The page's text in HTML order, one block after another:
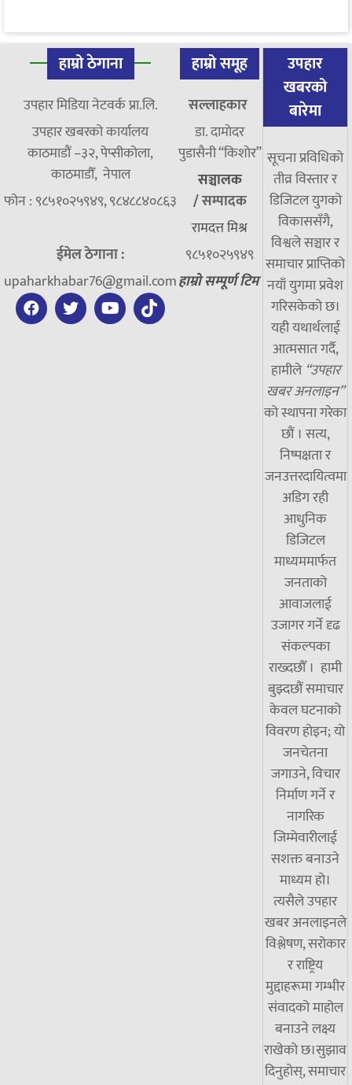
हाम्रो ठेगाना
उपहार मिडिया नेटवर्क प्रा.लि.
उपहार खबरको कार्यालय
काठमाडौं –३२, पेप्सीकोला,
काठमाडौँ, नेपाल
फोन : ९८५१०२५९४९, ९८४८८४०८६३
ईमेल ठेगाना :
upaharkhabar76@gmail.com
हाम्रो समूह
सल्लाहकार
डा. दामाेदर
पुडासैनी “किशाेर”
सञ्चालक
/सम्पादक
रामदत्त मिश्र
९८५१०२५९४९
हाम्रो सम्पूर्ण टिम
उपहार
खबरको
बारेमा
सूचना प्रविधिको
तीव्र विस्तार र
डिजिटल युगको
विकाससँगै,
विश्वले सञ्चार र
समाचार प्राप्तिको
नयाँ युगमा प्रवेश
गरिसकेको छ।
यही यथार्थलाई
आत्मसात गर्दै,
हामीले “उपहार
खबर अनलाइन”
को स्थापना गरेका
छौं । सत्य,
निष्पक्षता र
जनउत्तरदायित्वमा
अडिग रही
आधुनिक
डिजिटल
माध्यममार्फत
जनताको
आवाजलाई
उजागर गर्ने दृढ
संकल्पका
राख्दछौँ । हामी
बुझ्दछौं समाचार
केवल घटनाको
विवरण होइन; यो
जनचेतना
जगाउने, विचार
निर्माण गर्ने र
नागरिक
जिम्मेवारीलाई
सशक्त बनाउने
माध्यम हो।
त्यसैले उपहार
खबर अनलाइनले
विश्लेषण, सरोकार
र राष्ट्रिय
मुद्दाहरूमा गम्भीर
संवादको माहोल
बनाउने लक्ष्य
राखेको छ।सुझाव
दिनुहोस्, समाचार